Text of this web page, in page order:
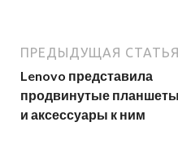
ПРЕДЫДУЩАЯ СТАТЬЯ
Lenovo представила
продвинутые планшеты
и аксессуары к ним